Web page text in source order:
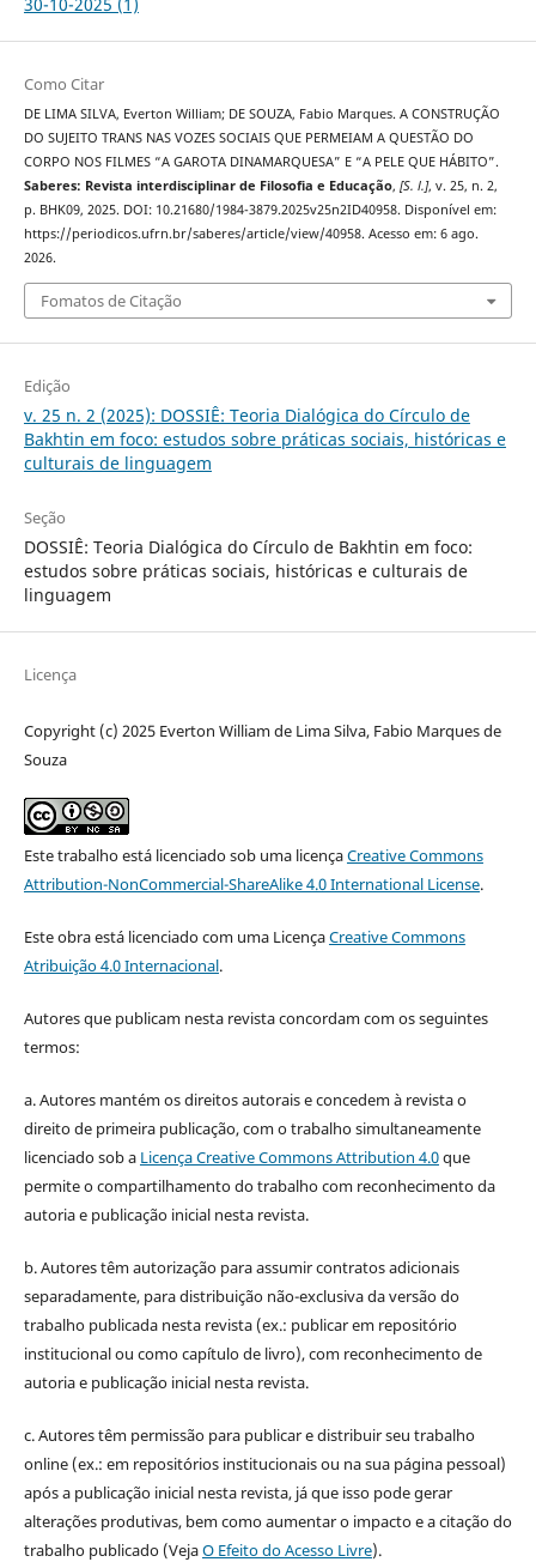
Como Citar
DE LIMA SILVA, Everton William; DE SOUZA, Fabio Marques. A CONSTRUÇÃO
DO SUJEITO TRANS NAS VOZES SOCIAIS QUE PERMEIAM A QUESTÃO DO
CORPO NOS FILMES “A GAROTA DINAMARQUESA” E “A PELE QUE HÁBITO”.
Saberes: Revista interdisciplinar de Filosofia e Educação, [S. l.], v. 25, n. 2,
p. BHK09, 2025. DOI: 10.21680/1984-3879.2025v25n2ID40958. Disponível em:
https://periodicos.ufrn.br/saberes/article/view/40958. Acesso em: 6 ago.
2026.
Fomatos de Citação
Edição
v. 25 n. 2 (2025): DOSSIÊ: Teoria Dialógica do Círculo de
Bakhtin em foco: estudos sobre práticas sociais, históricas e
culturais de linguagem
Seção
DOSSIÊ: Teoria Dialógica do Círculo de Bakhtin em foco:
estudos sobre práticas sociais, históricas e culturais de
linguagem
Licença
Copyright (c) 2025 Everton William de Lima Silva, Fabio Marques de
Souza
Este trabalho está licenciado sob uma licençaCreative Commons
Attribution-NonCommercial-ShareAlike 4.0 International License.
Este obra está licenciado com uma LicençaCreative Commons
Atribuição 4.0 Internacional.
Autores que publicam nesta revista concordam com os seguintes
termos:
a. Autores mantém os direitos autorais e concedem à revista o
direito de primeira publicação, com o trabalho simultaneamente
licenciado sob a Licença Creative Commons Attribution 4.0que
permite o compartilhamento do trabalho com reconhecimento da
autoria e publicação inicial nesta revista.
b. Autores têm autorização para assumir contratos adicionais
separadamente, para distribuição não-exclusiva da versão do
trabalho publicada nesta revista (ex.: publicar em repositório
institucional ou como capítulo de livro), com reconhecimento de
autoria e publicação inicial nesta revista.
c. Autores têm permissão para publicar e distribuir seu trabalho
online (ex.: em repositórios institucionais ou na sua página pessoal)
após a publicação inicial nesta revista, já que isso pode gerar
alterações produtivas, bem como aumentar o impacto e a citação do
trabalho publicado (VejaO Efeito do Acesso Livre).